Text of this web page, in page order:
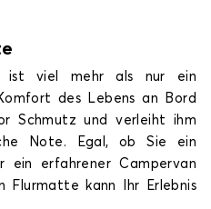
ist viel mehr als nur ein
des Lebens an Bord
Schmutz und verleiht ihm
Note. Egal, ob Sie ein
ein erfahrener Campervan
Flurmatte kann Ihr Erlebnis